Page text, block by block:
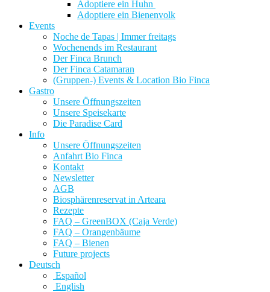
Adoptiere ein Huhn
Adoptiere ein Bienenvolk
Events
Noche de Tapas | Immer freitags
Wochenends im Restaurant
Der Finca Brunch
Der Finca Catamaran
(Gruppen-) Events & Location Bio Finca
Gastro
Unsere Öffnungszeiten
Unsere Speisekarte
Die Paradise Card
Info
Unsere Öffnungszeiten
Anfahrt Bio Finca
Kontakt
Newsletter
AGB
Biosphärenreservat in Arteara
Rezepte
FAQ – GreenBOX (Caja Verde)
FAQ – Orangenbäume
FAQ – Bienen
Future projects
Deutsch
Español
English